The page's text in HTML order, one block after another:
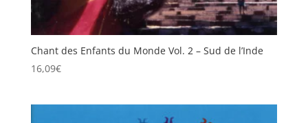
Chant des Enfants du Monde Vol. 2 – Sud de l’Inde
16,09€